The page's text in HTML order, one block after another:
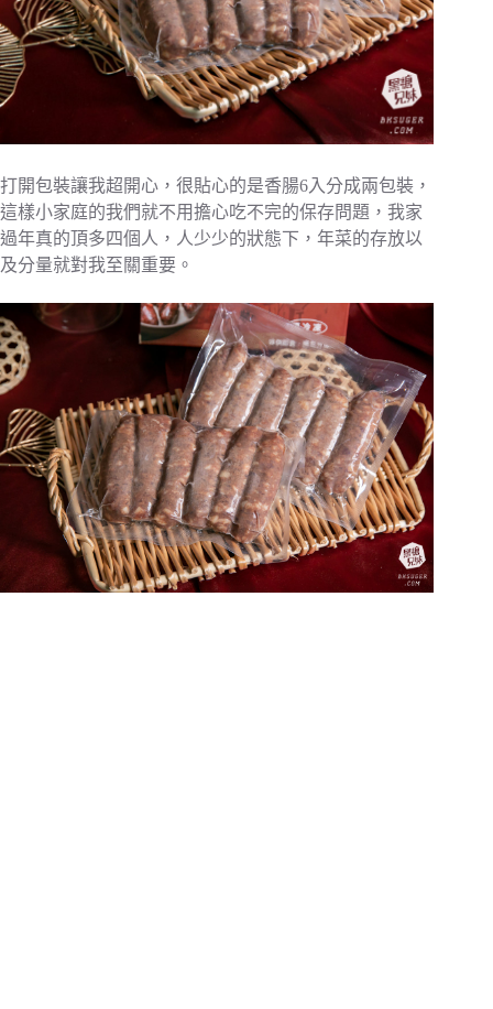
打開包裝讓我超開心，很貼心的是香腸6入分成兩包裝，
這樣小家庭的我們就不用擔心吃不完的保存問題，我家
過年真的頂多四個人，人少少的狀態下，年菜的存放以
及分量就對我至關重要。